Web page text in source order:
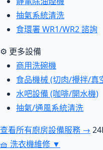
抽氣系統清洗
食環署 WR1/WR2 諮詢
⚙ 更多設備
商用洗碗機
食品機械 (切肉/攪拌/真
水吧設備 (咖啡/開水機)
抽氣/通風系統清洗
查看所有廚房設備服務 →
🧺 洗衣機維修 ▼